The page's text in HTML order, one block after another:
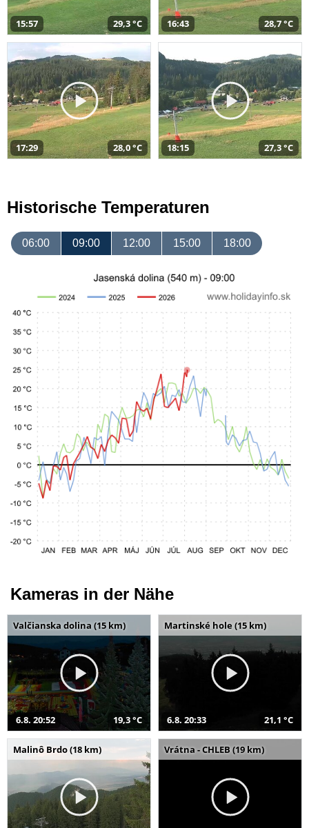
15:57 29,3 °C 16:43 28,7 °C
17:29 28,0 °C 18:15 27,3 °C
Historische Temperaturen
06:00 09:00 12:00 15:00 18:00
Kameras in der Nähe
Valčianska dolina (15 km)
6.8. 20:52 19,3 °C
Martinské hole (15 km)
6.8. 20:33 21,1 °C
Malinô Brdo (18 km) Vrátna - CHLEB (19 km)